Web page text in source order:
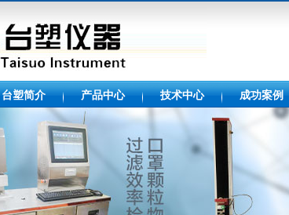
台塑简介 产品中心 技术中心 成功案例